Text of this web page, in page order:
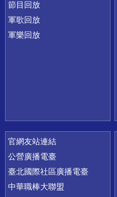
節目回放
軍歌回放
軍樂回放
官網友站連結
公營廣播電臺
臺北國際社區廣播電臺
中華職棒大聯盟